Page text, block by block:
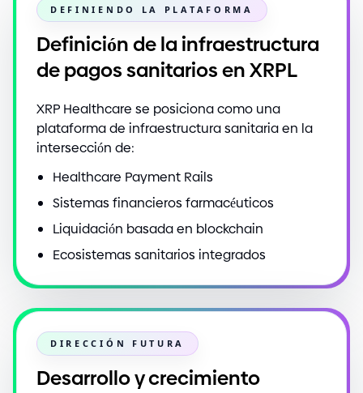
DEFINIENDO LA PLATAFORMA
Definición de la infraestructura
de pagos sanitarios en XRPL
XRP Healthcare se posiciona como una
plataforma de infraestructura sanitaria en la
intersección de:
Healthcare Payment Rails
Sistemas financieros farmacéuticos
Liquidación basada en blockchain
Ecosistemas sanitarios integrados
DIRECCIÓN FUTURA
Desarrollo y crecimiento